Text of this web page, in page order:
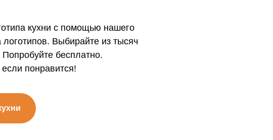
кухни с помощью нашего
логотипов. Выбирайте из тысяч
бесплатно.
понравится!